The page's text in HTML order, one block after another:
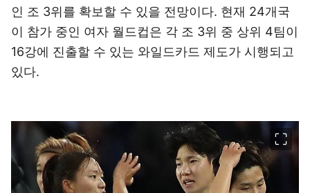
인 조 3위를 확보할 수 있을 전망이다. 현재 24개국
이 참가 중인 여자 월드컵은 각 조 3위 중 상위 4팀이
16강에 진출할 수 있는 와일드카드 제도가 시행되고
있다.